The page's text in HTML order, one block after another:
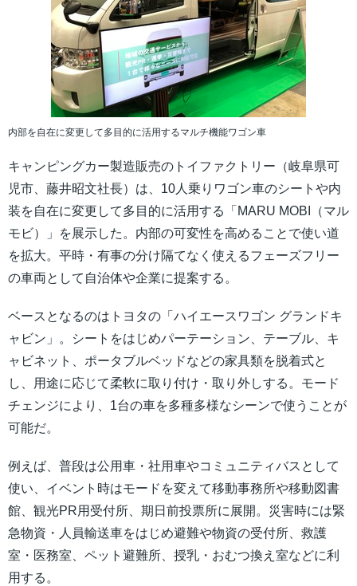
内部を自在に変更して多目的に活用するマルチ機能ワゴン車
キャンピングカー製造販売のトイファクトリー（岐阜県可
児市、藤井昭文社長）は、10人乗りワゴン車のシートや内
装を自在に変更して多目的に活用する「MARU MOBI（マル
モビ）」を展示した。内部の可変性を高めることで使い道
を拡大。平時・有事の分け隔てなく使えるフェーズフリー
の車両として自治体や企業に提案する。
ベースとなるのはトヨタの「ハイエースワゴン グランドキ
ャビン」。シートをはじめパーテーション、テーブル、キ
ャビネット、ポータブルベッドなどの家具類を脱着式と
し、用途に応じて柔軟に取り付け・取り外しする。モード
チェンジにより、1台の車を多種多様なシーンで使うことが
可能だ。
例えば、普段は公用車・社用車やコミュニティバスとして
使い、イベント時はモードを変えて移動事務所や移動図書
館、観光PR用受付所、期日前投票所に展開。災害時には緊
急物資・人員輸送車をはじめ避難や物資の受付所、救護
室・医務室、ペット避難所、授乳・おむつ換え室などに利
用する。